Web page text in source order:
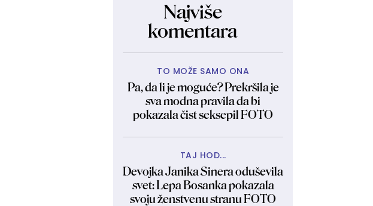
Najviše
komentara
TO MOŽE SAMO ONA
Pa, da li je moguće? Prekršila je
sva modna pravila da bi
pokazala čist seksepil FOTO
TAJ HOD...
Devojka Janika Sinera oduševila
svet: Lepa Bosanka pokazala
svoju ženstvenu stranu FOTO